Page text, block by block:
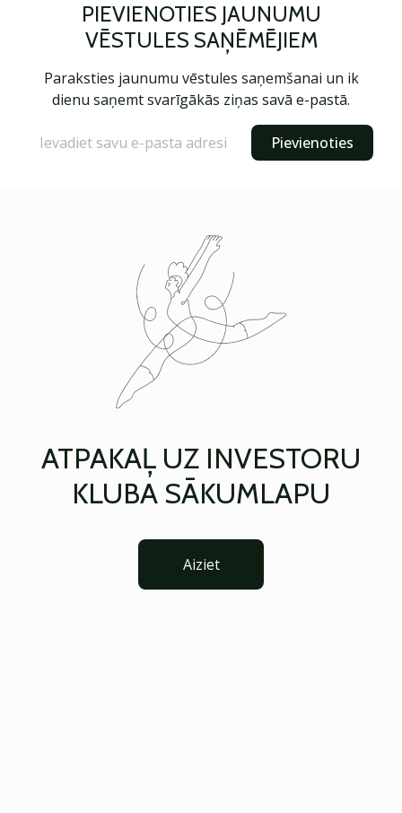
PIEVIENOTIES JAUNUMU
VĒSTULES SAŅĒMĒJIEM
Paraksties jaunumu vēstules saņemšanai un ik
dienu saņemt svarīgākās ziņas savā e-pastā.
Pievienoties
ATPAKAĻ UZ INVESTORU
KLUBA SĀKUMLAPU
Aiziet